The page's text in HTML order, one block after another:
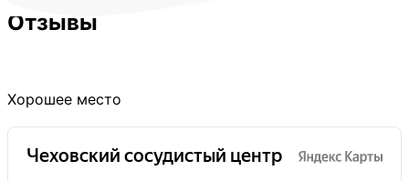
Отзывы
Хорошее место